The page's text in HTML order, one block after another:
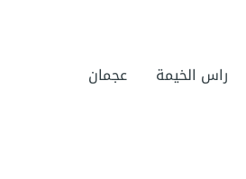
راس الخيمة عجمان